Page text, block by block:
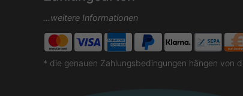
...weitere Informationen
* die genauen Zahlungsbedingungen hängen von